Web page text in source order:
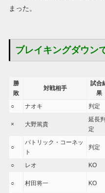
まった。
ブレイキングダウン
勝
敗
対戦相手
試合
果
○ ナオキ 判定
× 大野篤貴
延長判
定
○
パトリック・コーネッ
ト
判定
○ レオ KO
○ 村田将一 KO